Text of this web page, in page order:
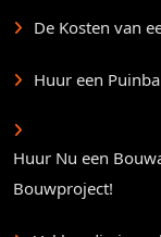
De Kosten van
Huur een
Huur Nu een
Bouwproject!